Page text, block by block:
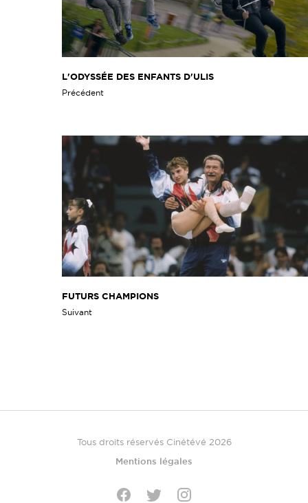
L'ODYSSÉE DES ENFANTS D'ULIS
Précédent
FUTURS CHAMPIONS
Suivant
Tous droits réservés Cinétévé 2026
Mentions légales